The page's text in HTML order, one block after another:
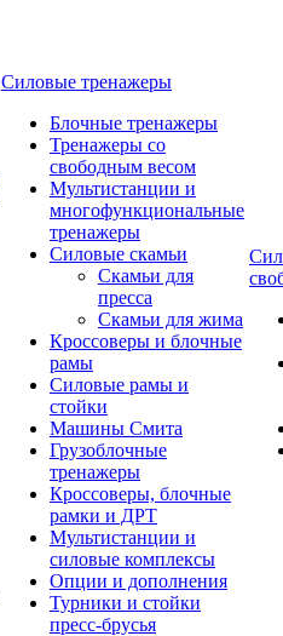
Силовые тренажеры
Блочные тренажеры
Тренажеры со
свободным весом
Мультистанции и
многофункциональные
тренажеры
Силовые скамьи
Скамьи для
пресса
Скамьи для жима
Кроссоверы и блочные
рамы
Силовые рамы и
стойки
Машины Смита
Грузоблочные
тренажеры
Кроссоверы, блочные
рамки и ДРТ
Мультистанции и
силовые комплексы
Опции и дополнения
Турники и стойки
пресс-брусья